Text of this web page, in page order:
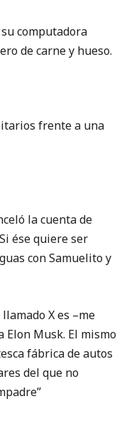
computadora
de carne y hueso.
frente a una
la cuenta de
ése quiere ser
con Samuelito y
X es –me
Elon Musk. El mismo
fábrica de autos
del que no